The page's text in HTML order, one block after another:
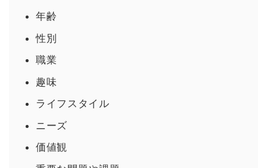
年齢
性別
職業
趣味
ライフスタイル
ニーズ
価値観